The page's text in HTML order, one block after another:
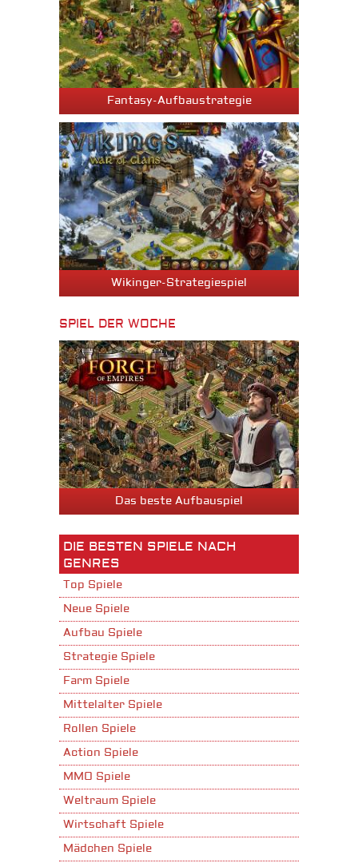
Fantasy-Aufbaustrategie
Wikinger-Strategiespiel
SPIEL DER WOCHE
Das beste Aufbauspiel
DIE BESTEN SPIELE NACH
GENRES
Top Spiele
Neue Spiele
Aufbau Spiele
Strategie Spiele
Farm Spiele
Mittelalter Spiele
Rollen Spiele
Action Spiele
MMO Spiele
Weltraum Spiele
Wirtschaft Spiele
Mädchen Spiele